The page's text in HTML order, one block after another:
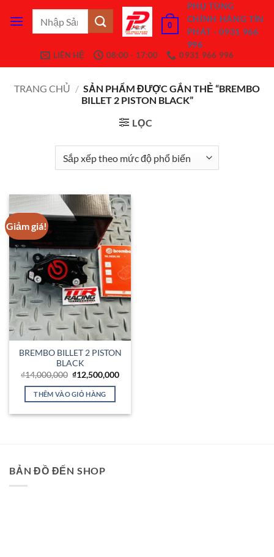
qua
0
PHỤ TÙNG
CHÍNH HÃNG TÍN
PHÁT - 0931 966
996
LIÊN HỆ
08:00 - 17:00 0931 966 996
TRANG CHỦ / SẢN PHẨM ĐƯỢC GẮN THẺ “BREMBO
BILLET 2 PISTON BLACK”
LỌC
Giảm giá!
Add to
Wishlist
BREMBO BILLET 2 PISTON
BLACK
₫14,000,000 Giá
là:
₫14,000,000.
₫12,500,000Giá
THÊM VÀO GIỎ HÀNG
BẢN ĐỒ ĐẾN SHOP